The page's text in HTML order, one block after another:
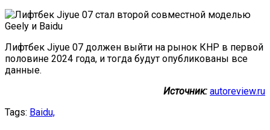
Лифтбек Jiyue 07 должен выйти на рынок КНР в первой
половине 2024 года, и тогда будут опубликованы все
данные.
Источник: autoreview.ru
Tags: Baidu,